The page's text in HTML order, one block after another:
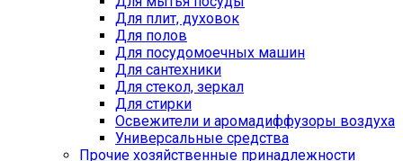
Для плит, духовок
Для полов
Для посудомоечных машин
Для сантехники
Для стекол, зеркал
Для стирки
Освежители и аромадиффузоры воздуха
Универсальные средства
Прочие хозяйственные принадлежности